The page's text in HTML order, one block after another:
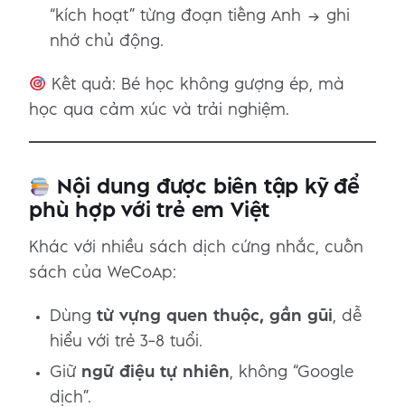
“kích hoạt” từng đoạn tiếng Anh → ghi
nhớ chủ động.
Kết quả: Bé học không gượng ép, mà
học qua cảm xúc và trải nghiệm.
Nội dung được biên tập kỹ để
phù hợp với trẻ em Việt
Khác với nhiều sách dịch cứng nhắc, cuốn
sách của WeCoAp:
Dùngtừ vựng quen thuộc, gần gũi , dễ
hiểu với trẻ 3–8 tuổi.
Giữ ngữ điệu tự nhiên, không “Google
dịch”.